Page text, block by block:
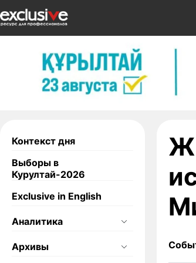
Контекст дня
Выборы в
Курултай-2026
Exclusive in English
Аналитика
Архивы